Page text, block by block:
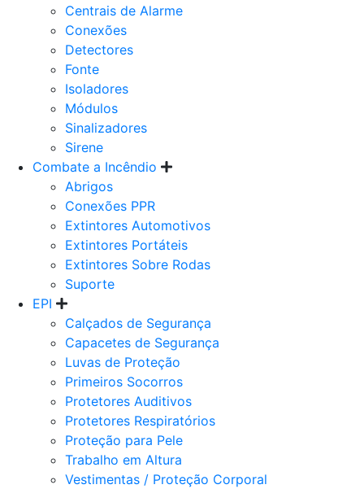
Centrais de Alarme
Conexões
Detectores
Fonte
Isoladores
Módulos
Sinalizadores
Sirene
Combate a Incêndio
Abrigos
Conexões PPR
Extintores Automotivos
Extintores Portáteis
Extintores Sobre Rodas
Suporte
EPI
Calçados de Segurança
Capacetes de Segurança
Luvas de Proteção
Primeiros Socorros
Protetores Auditivos
Protetores Respiratórios
Proteção para Pele
Trabalho em Altura
Vestimentas / Proteção Corporal